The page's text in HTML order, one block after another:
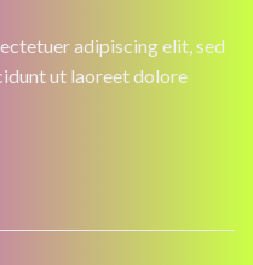
adipiscing elit, sed
ut laoreet dolore